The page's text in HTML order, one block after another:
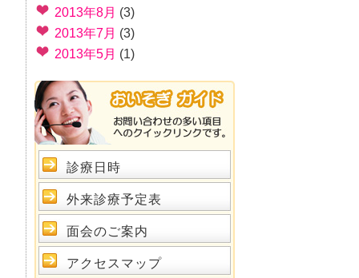
2013年8月 (3)
2013年7月 (3)
2013年5月 (1)
診療日時
外来診療予定表
面会のご案内
アクセスマップ